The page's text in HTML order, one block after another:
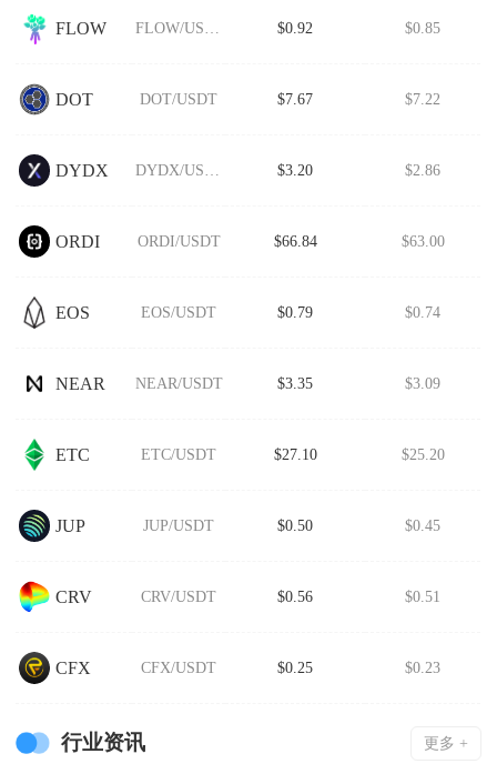
FLOW FLOW/USDT $0.92 $0.85
DOT DOT/USDT $7.67 $7.22
DYDX DYDX/USDT $3.20 $2.86
ORDI ORDI/USDT $66.84 $63.00
EOS EOS/USDT $0.79 $0.74
NEAR NEAR/USDT $3.35 $3.09
ETC ETC/USDT $27.10 $25.20
JUP JUP/USDT $0.50 $0.45
CRV CRV/USDT $0.56 $0.51
CFX CFX/USDT $0.25 $0.23
行业资讯 更多 +